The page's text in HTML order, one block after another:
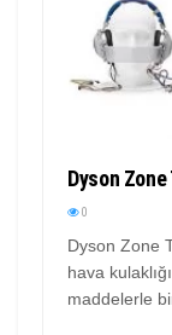
Dyson Zone
0
Dyson Zone
hava
maddelerle